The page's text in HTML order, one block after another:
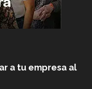
a tu empresa al